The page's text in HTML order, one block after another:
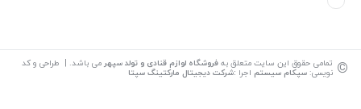
© تمامی حقوق این سایت متعلق بهفروشگاه لوازم قنادی و تولد سپهر می باشد. | طراحی و کد
نویسی: سپکام سیستم اجرا :شرکت دیجیتال مارکتینگ سپتا